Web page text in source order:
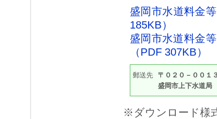
盛岡市水道料金
185KB）
盛岡市水道料金
（PDF 307KB）
郵送先
〒０２０－００１
盛岡市上下水道
※ダウンロード様